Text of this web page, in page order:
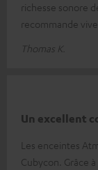
richesse sonore
recommande
Thomas K.
Un excellent
Les enceintes
Cubycon. Grâce